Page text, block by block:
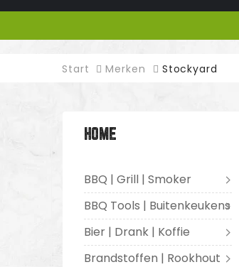
Start Merken Stockyard
HOME
BBQ | Grill | Smoker
BBQ Tools | Buitenkeukens
Bier | Drank | Koffie
Brandstoffen | Rookhout